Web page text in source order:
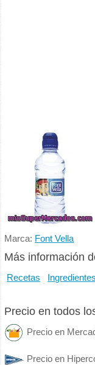
Marca: Font Vella
Más información
Recetas Ingredientes
Precio en todos
Precio en
Precio en